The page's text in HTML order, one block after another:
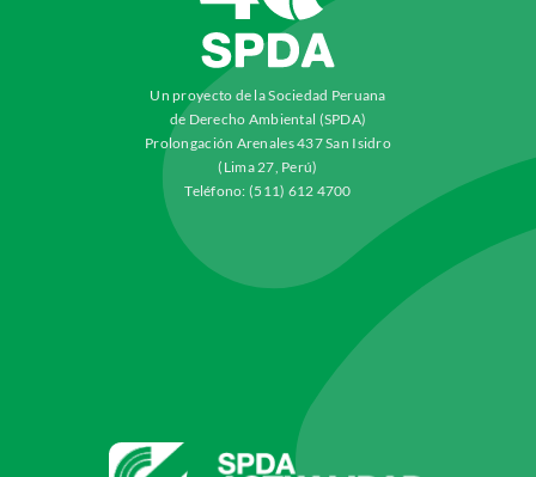
Un proyecto de la Sociedad Peruana
de Derecho Ambiental (SPDA)
Prolongación Arenales 437 San Isidro
(Lima 27, Perú)
Teléfono: (511) 612 4700